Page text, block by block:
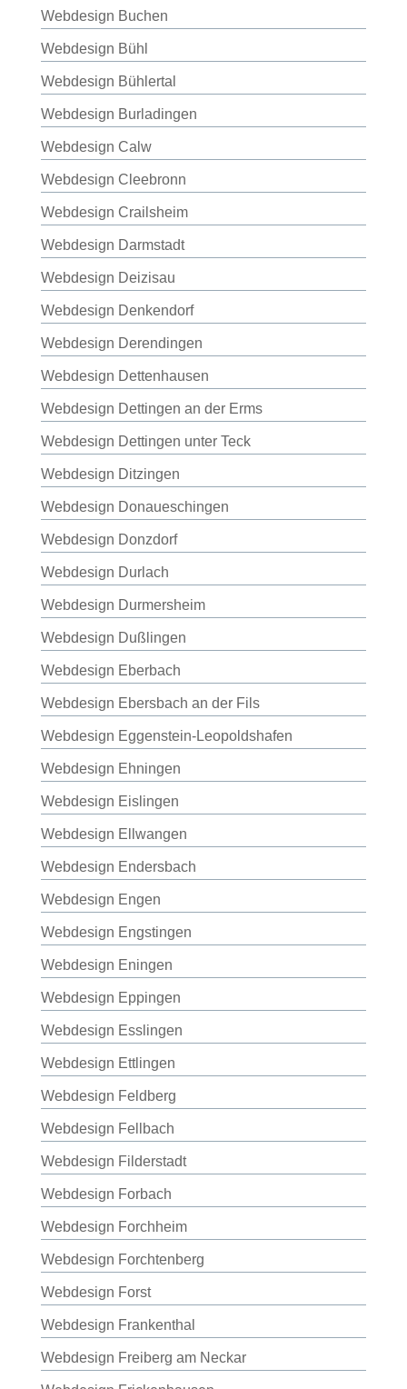
Webdesign Buchen
Webdesign Bühl
Webdesign Bühlertal
Webdesign Burladingen
Webdesign Calw
Webdesign Cleebronn
Webdesign Crailsheim
Webdesign Darmstadt
Webdesign Deizisau
Webdesign Denkendorf
Webdesign Derendingen
Webdesign Dettenhausen
Webdesign Dettingen an der Erms
Webdesign Dettingen unter Teck
Webdesign Ditzingen
Webdesign Donaueschingen
Webdesign Donzdorf
Webdesign Durlach
Webdesign Durmersheim
Webdesign Dußlingen
Webdesign Eberbach
Webdesign Ebersbach an der Fils
Webdesign Eggenstein-Leopoldshafen
Webdesign Ehningen
Webdesign Eislingen
Webdesign Ellwangen
Webdesign Endersbach
Webdesign Engen
Webdesign Engstingen
Webdesign Eningen
Webdesign Eppingen
Webdesign Esslingen
Webdesign Ettlingen
Webdesign Feldberg
Webdesign Fellbach
Webdesign Filderstadt
Webdesign Forbach
Webdesign Forchheim
Webdesign Forchtenberg
Webdesign Forst
Webdesign Frankenthal
Webdesign Freiberg am Neckar